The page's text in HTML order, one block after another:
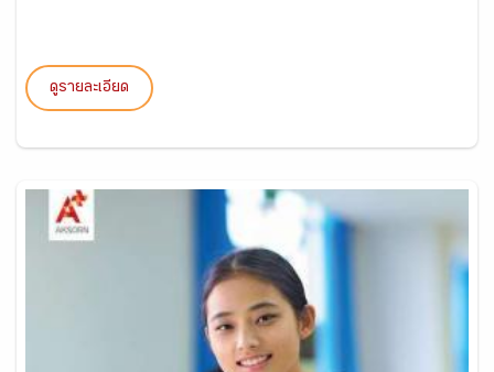
ดูรายละเอียด